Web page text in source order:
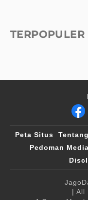
TERPOPULER
Peta Situs
Pedoman
| All